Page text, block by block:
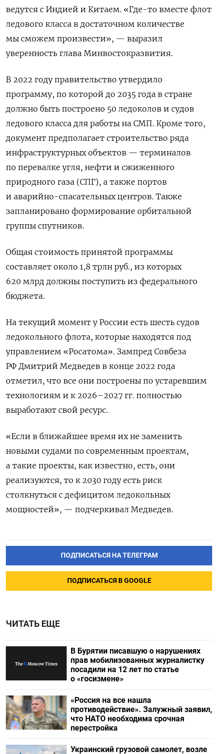
ведутся с Индией и Китаем. «Где-то вместе флот
ледового класса в достаточном количестве
мы сможем произвести», — выразил
уверенность глава Минвостокразвития.
В 2022 году правительство утвердило
программу, по которой до 2035 года в стране
должно быть построено 50 ледоколов и судов
ледового класса для работы на СМП. Кроме того,
документ предполагает строительство ряда
инфраструктурных объектов — терминалов
по перевалке угля, нефти и сжиженного
природного газа (СПГ), а также портов
и аварийно-спасательных центров. Также
запланировано формирование орбитальной
группы спутников.
Общая стоимость принятой программы
составляет около 1,8 трлн руб., из которых
620 млрд должны поступить из федерального
бюджета.
На текущий момент у России есть шесть судов
ледокольного флота, которые находятся под
управлением «Росатома». Зампред Совбеза
РФ Дмитрий Медведев в конце 2022 года
отметил, что все они построены по устаревшим
технологиям и к 2026–2027 гг. полностью
выработают свой ресурс.
«Если в ближайшее время их не заменить
новыми судами по современным проектам,
а такие проекты, как известно, есть, они
реализуются, то к 2030 году есть риск
столкнуться с дефицитом ледокольных
мощностей», — подчеркивал Медведев.
ПОДПИСАТЬСЯ НА ТЕЛЕГРАМ
ПОДПИСАТЬСЯ В GOOGLE
ЧИТАТЬ ЕЩЕ
В Бурятии писавшую о нарушениях
прав мобилизованных журналистку
посадили на 12 лет по статье
о «госизмене»
«Россия на все нашла
противодействие». Залужный заявил,
что НАТО необходима срочная
перестройка
Украинский грузовой самолет, возле